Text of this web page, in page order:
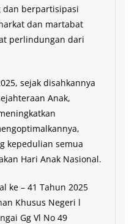
berpartisipasi
dan martabat
perlindungan dari
sejak disahkannya
Anak,
kepedulian semua
Hari Anak Nasional.
ke – 41 Tahun 2025
Khusus Negeri l
Gg Vl No 49